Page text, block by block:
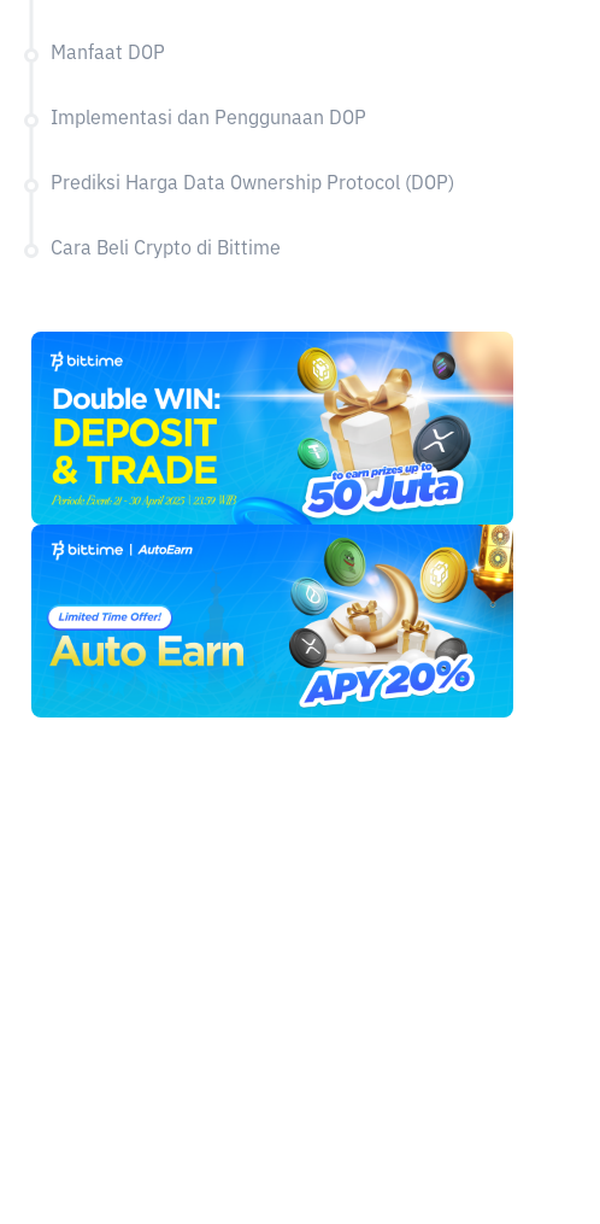
Manfaat DOP
Implementasi dan Penggunaan DOP
Prediksi Harga Data Ownership Protocol (DOP)
Cara Beli Crypto di Bittime